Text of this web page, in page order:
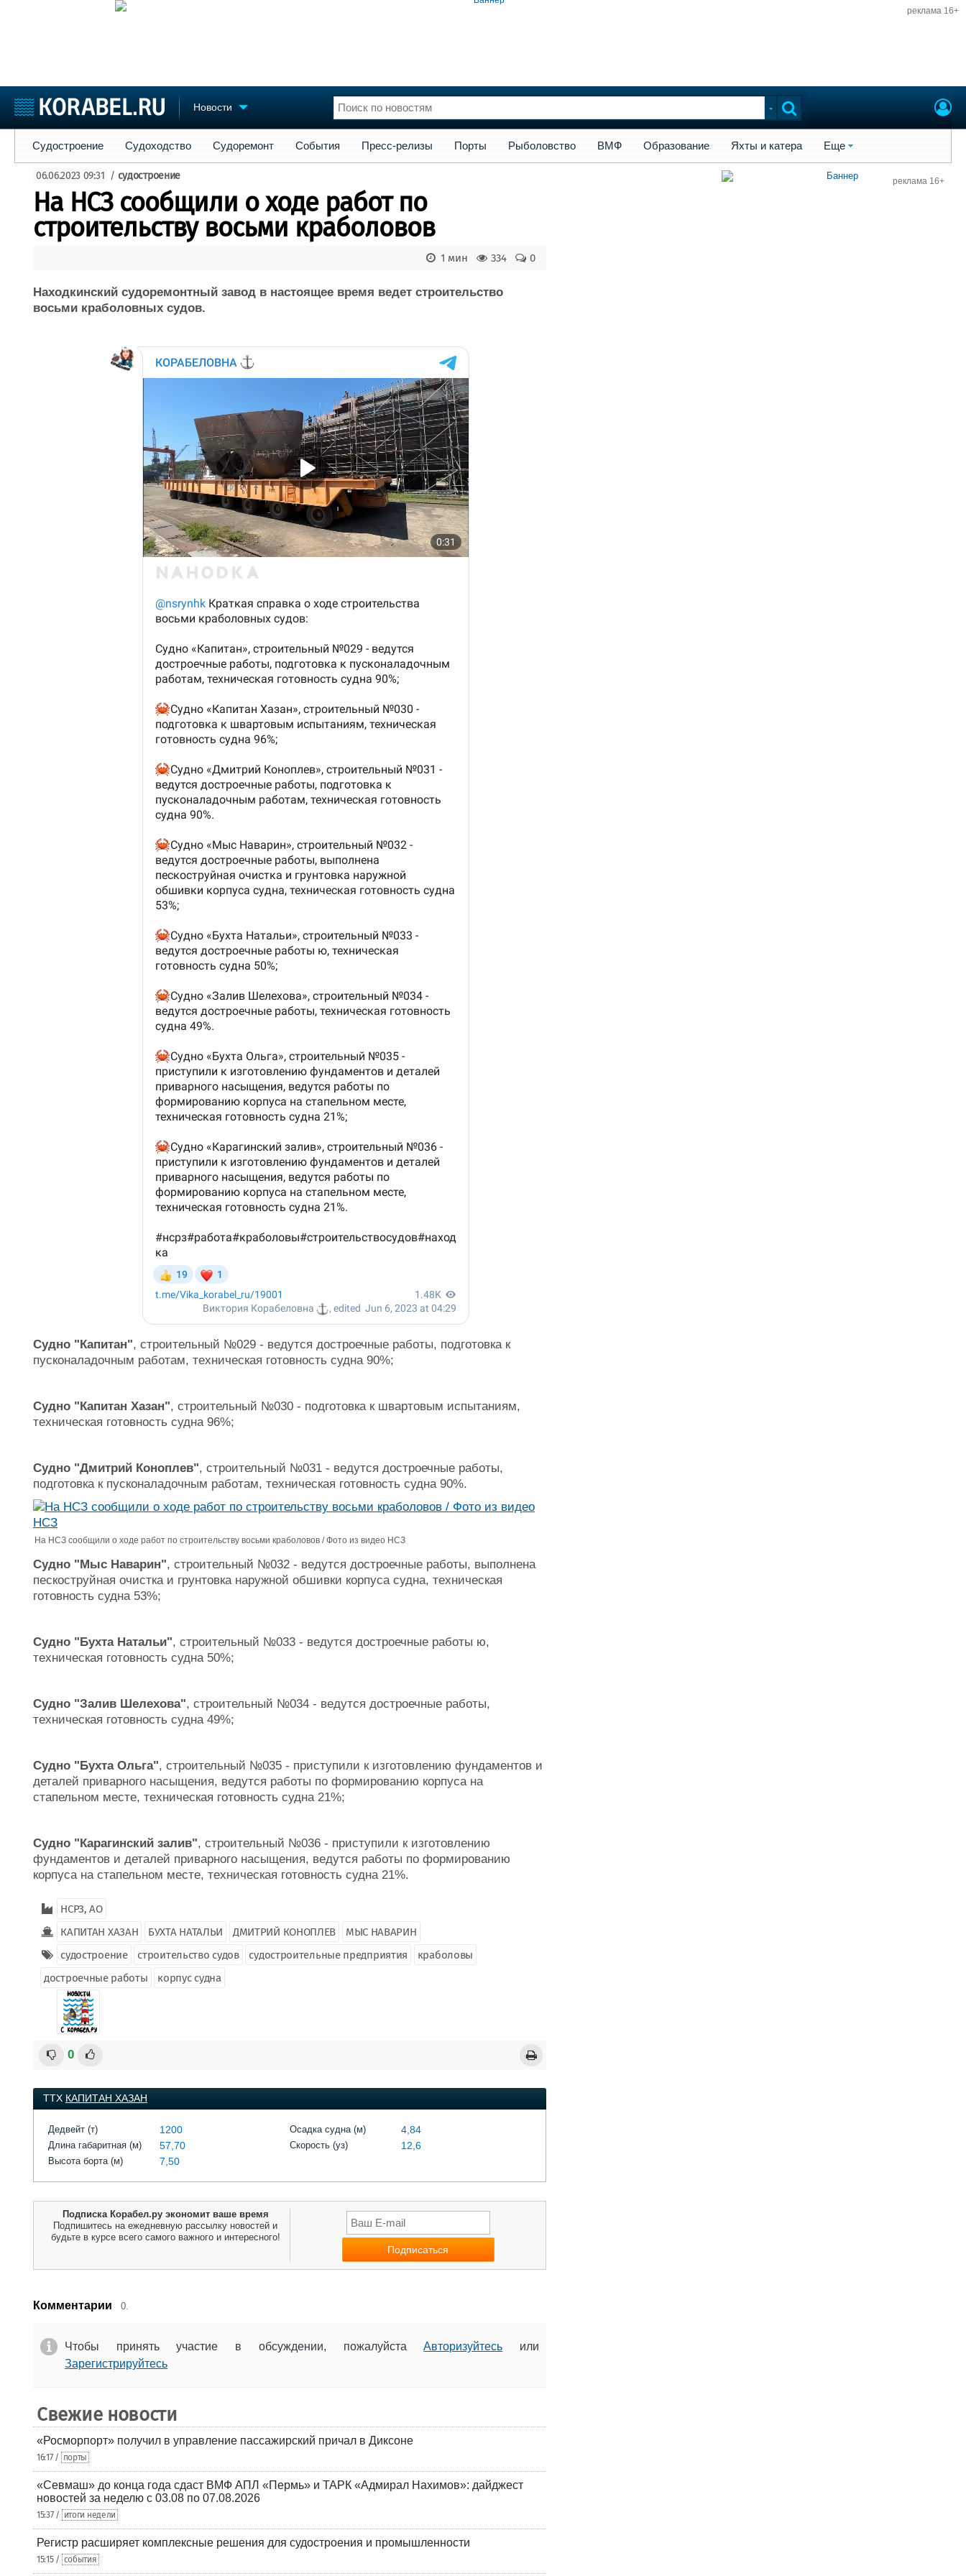
реклама 16+
Новости
Судостроение
Пульс
Новости
Репутация
Журнал
Реклама
Торговая площадка
Доска объявлений
Продажа флота
Оборудование
Изделия
Конференции
Личности
Словарь
Флот
Форум
Все службы
Судостроение Судоходство Судоремонт События Пресс-релизы Порты Рыболовство ВМФ Образование Яхты и катера Еще
06.06.2023 09:31 / судостроение
На НСЗ сообщили о ходе работ по
строительству восьми краболовов
0
334
1 мин
Находкинский судоремонтный завод в настоящее время ведет строительство
восьми краболовных судов.
Судно "Капитан", строительный №029 - ведутся достроечные работы, подготовка к
пусконаладочным работам, техническая готовность судна 90%;
Судно "Капитан Хазан", строительный №030 - подготовка к швартовым испытаниям,
техническая готовность судна 96%;
Судно "Дмитрий Коноплев", строительный №031 - ведутся достроечные работы,
подготовка к пусконаладочным работам, техническая готовность судна 90%.
На НСЗ сообщили о ходе работ по строительству восьми краболовов / Фото из видео НСЗ
Судно "Мыс Наварин", строительный №032 - ведутся достроечные работы, выполнена
пескоструйная очистка и грунтовка наружной обшивки корпуса судна, техническая
готовность судна 53%;
Судно "Бухта Натальи", строительный №033 - ведутся достроечные работы ю,
техническая готовность судна 50%;
Судно "Залив Шелехова", строительный №034 - ведутся достроечные работы,
техническая готовность судна 49%;
Судно "Бухта Ольга", строительный №035 - приступили к изготовлению фундаментов и
деталей приварного насыщения, ведутся работы по формированию корпуса на
стапельном месте, техническая готовность судна 21%;
Судно "Карагинский залив", строительный №036 - приступили к изготовлению
фундаментов и деталей приварного насыщения, ведутся работы по формированию
корпуса на стапельном месте, техническая готовность судна 21%.
НСРЗ, АО
КАПИТАН ХАЗАН
БУХТА НАТАЛЬИ ДМИТРИЙ КОНОПЛЕВ
МЫС НАВАРИН
судостроение
строительство судов судостроительные предприятия
краболовы
достроечные работы
корпус судна
0
ТТХ КАПИТАН ХАЗАН
Дедвейт (т) 1200
Длина габаритная (м) 57,70
Высота борта (м) 7,50
Осадка судна (м) 4,84
Скорость (уз) 12,6
Подписка Корабел.ру экономит ваше время
Подпишитесь на ежедневную рассылку новостей и
будьте в курсе всего самого важного и интересного!
Комментарии 0.
Чтобы принять участие в обсуждении, пожалуйстаАвторизуйтесь или
Зарегистрируйтесь
Свежие новости
«Росморпорт» получил в управление пассажирский причал в Диксоне
16:17 / порты
«Севмаш» до конца года сдаст ВМФ АПЛ «Пермь» и ТАРК «Адмирал Нахимов»: дайджест
новостей за неделю с 03.08 по 07.08.2026
15:37 / итоги недели
Регистр расширяет комплексные решения для судостроения и промышленности
15:15 / события
реклама 16+